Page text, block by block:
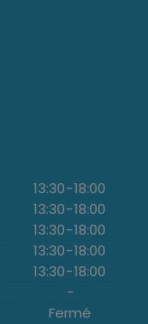
13:30-18:00
13:30-18:00
13:30-18:00
13:30-18:00
13:30-18:00
-
Fermé